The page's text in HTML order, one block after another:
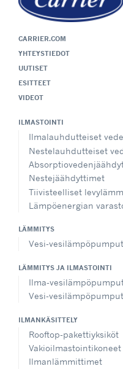
CARRIER.COM
YHTEYSTIEDOT
UUTISET
ESITTEET
VIDEOT
ILMASTOINTI
Ilmalauhdutteiset
Nestelauhdutteiset
Nestejäähdyttimet
Tiivisteelliset
Lämpöenergian
LÄMMITYS
Vesi-vesilämpöpumput
LÄMMITYS JA ILMASTOINTI
Ilma-
Vesi-vesilämpöpumput
ILMANKÄSITTELY
Rooftop-pakettiyksiköt
Vakioilmastointikoneet
Ilmanlämmittimet